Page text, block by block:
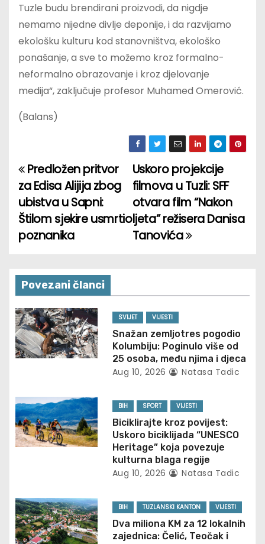
Tuzle budu brendirani proizvodi, da nigdje
nemamo nijedne divlje deponije, i da razvijamo
ekološku kulturu kod stanovništva, ekološko
ponašanje, a sve to možemo kroz formalno-
neformalno obrazovanje i kroz djelovanje
medija“, zaključuje profesor Muhamed Omerović.
(Balans)
P
o
s
t
n
a
v
i
a
t
i
n
Uskoro projekcije
filmova u Tuzli: SFF
otvara film “Nakon
ljeta” režisera Danisa
Tanovića
Predložen pritvor
za Edisa Alijija zbog
ubistva u Sapni:
Štilom sjekire usmrtio
poznanika
Povezani članci
SVIJET VIJESTI
Snažan zemljotres pogodio
Kolumbiju: Poginulo više od
25 osoba, među njima i djeca
Aug 10, 2026 Natasa Tadic
BIH SPORT VIJESTI
Biciklirajte kroz povijest:
Uskoro biciklijada “UNESCO
Heritage” koja povezuje
kulturna blaga regije
Aug 10, 2026 Natasa Tadic
BIH TUZLANSKI KANTON VIJESTI
Dva miliona KM za 12 lokalnih
zajednica: Čelić, Teočak i